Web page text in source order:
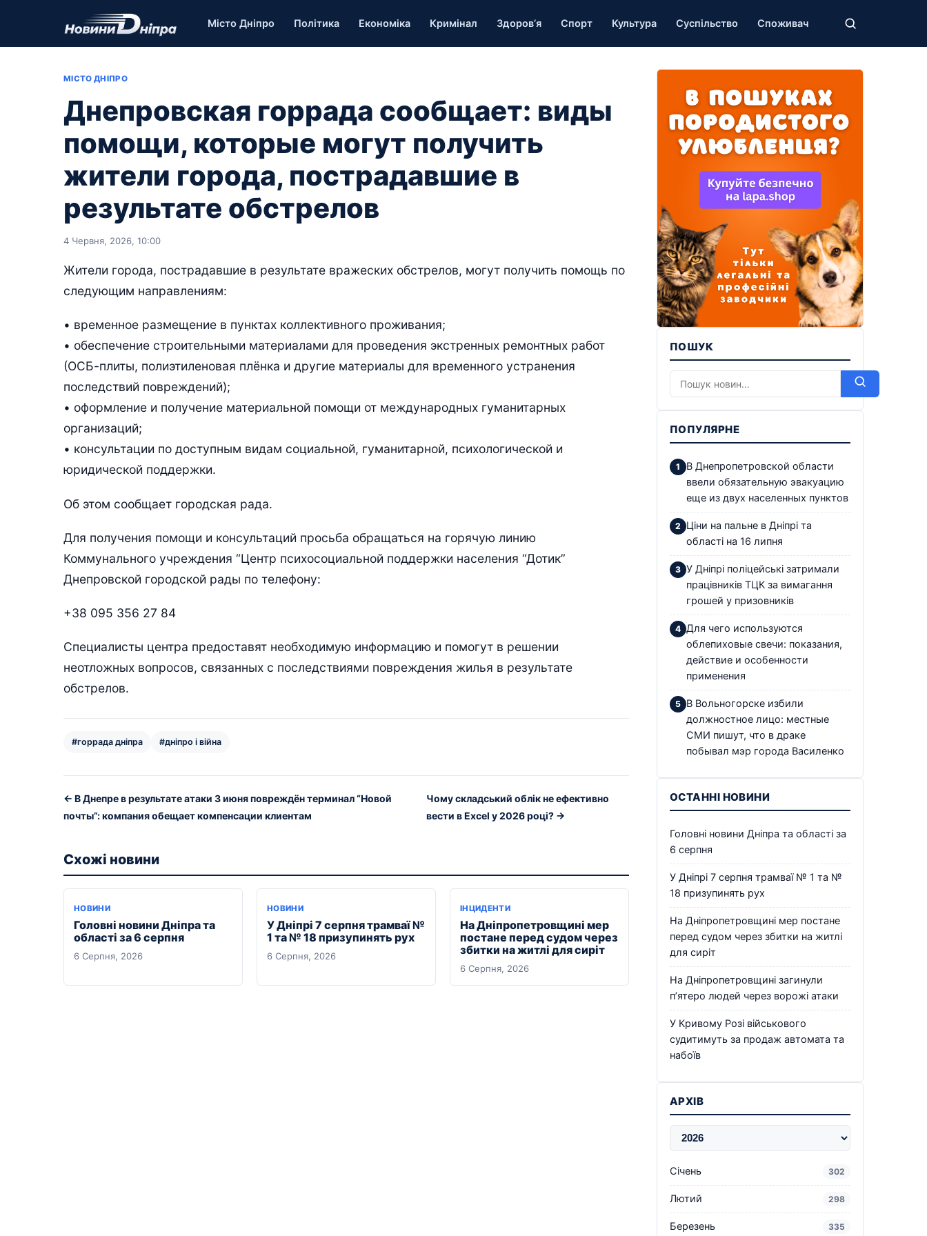
Місто Дніпро Політика Економіка Кримінал Здоров’я Спорт Культура Суспільство Споживач
МІСТО ДНІПРО
Днепровская горрада сообщает: виды
помощи, которые могут получить
жители города, пострадавшие в
результате обстрелов
4 Червня, 2026, 10:00
Жители города, пострадавшие в результате вражеских обстрелов, могут получить помощь по
следующим направлениям:
• временное размещение в пунктах коллективного проживания;
• обеспечение строительными материалами для проведения экстренных ремонтных работ
(ОСБ-плиты, полиэтиленовая плёнка и другие материалы для временного устранения
последствий повреждений);
• оформление и получение материальной помощи от международных гуманитарных
организаций;
• консультации по доступным видам социальной, гуманитарной, психологической и
юридической поддержки.
Об этом сообщает городская рада.
Для получения помощи и консультаций просьба обращаться на горячую линию
Коммунального учреждения “Центр психосоциальной поддержки населения “Дотик”
Днепровской городской рады по телефону:
+38 095 356 27 84
Специалисты центра предоставят необходимую информацию и помогут в решении
неотложных вопросов, связанных с последствиями повреждения жилья в результате
обстрелов.
#горрада дніпра #дніпро і війна
← В Днепре в результате атаки 3 июня повреждён терминал “Новой
почты”: компания обещает компенсации клиентам
Чому складський облік не ефективно
вести в Excel у 2026 році? →
Схожі новини
НОВИНИ
Головні новини Дніпра та
області за 6 серпня
6 Серпня, 2026
НОВИНИ
У Дніпрі 7 серпня трамваї №
1 та № 18 призупинять рух
6 Серпня, 2026
ІНЦИДЕНТИ
На Дніпропетровщині мер
постане перед судом через
збитки на житлі для сиріт
6 Серпня, 2026
ПОШУК
ПОПУЛЯРНЕ
В Днепропетровской области
ввели обязательную эвакуацию
еще из двух населенных пунктов
Ціни на пальне в Дніпрі та
області на 16 липня
У Дніпрі поліцейські затримали
працівників ТЦК за вимагання
грошей у призовників
Для чего используются
облепиховые свечи: показания,
действие и особенности
применения
В Вольногорске избили
должностное лицо: местные
СМИ пишут, что в драке
побывал мэр города Василенко
ОСТАННІ НОВИНИ
Головні новини Дніпра та області за
6 серпня
У Дніпрі 7 серпня трамваї № 1 та №
18 призупинять рух
На Дніпропетровщині мер постане
перед судом через збитки на житлі
для сиріт
На Дніпропетровщині загинули
п’ятеро людей через ворожі атаки
У Кривому Розі військового
судитимуть за продаж автомата та
набоїв
АРХІВ
Січень 302
Лютий 298
Березень 335